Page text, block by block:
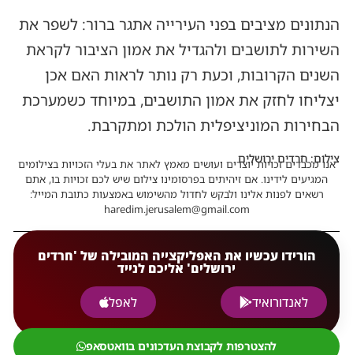
הנתונים מציבים בפני העירייה אתגר ברור: לשפר את
השירות לתושבים ולהגדיל את אמון הציבור לקראת
השנים הקרובות, וכעת רק נותר לראות האם אכן
יצליחו לחזק את אמון התושבים, במיוחד כשמערכת
הבחירות המוניציפלית הולכת ומתקרבת.
צילום: חרדים ירושלים
אנו מכבדים זכויות יוצרים ועושים מאמץ לאתר את בעלי הזכויות בצילומים
המגיעים לידינו. אם זיהיתים בפרסומינו צילום שיש לכם זכויות בו, אתם
רשאים לפנות אלינו ולבקש לחדול מהשימוש באמצעות כתובת המייל:
haredim.jerusalem@gmail.com
הורידו עכשיו את האפליקצייה המובילה של 'חרדים
ירושלים' אליכם לנייד
לאנדורואיד
לאפל
להצטרפות לקבוצת העדכונים בוואטסאפ